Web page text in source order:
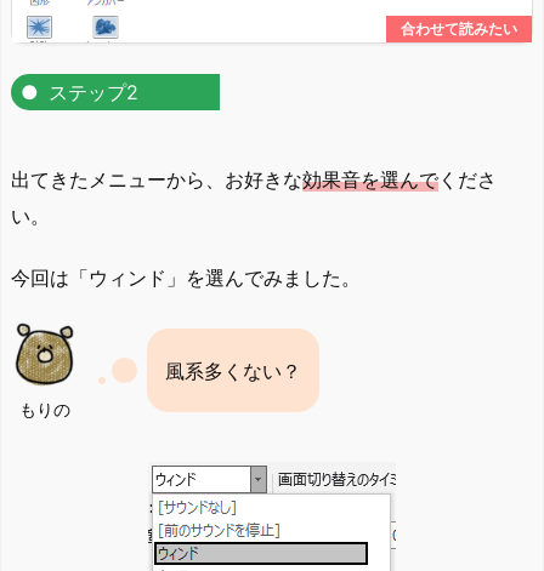
ステップ2
出てきたメニューから、お好きな効果音を選んでくださ
い。
今回は「ウィンド」を選んでみました。
もりの
風系多くない？